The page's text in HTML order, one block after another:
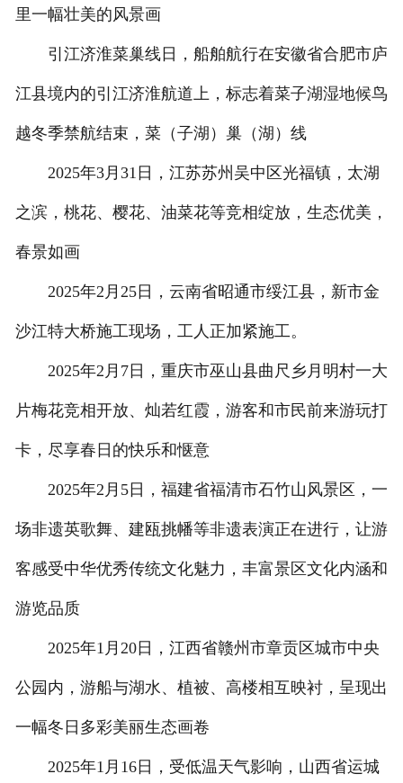
里一幅壮美的风景画
引江济淮菜巢线日，船舶航行在安徽省合肥市庐
江县境内的引江济淮航道上，标志着菜子湖湿地候鸟
越冬季禁航结束，菜（子湖）巢（湖）线
2025年3月31日，江苏苏州吴中区光福镇，太湖
之滨，桃花、樱花、油菜花等竞相绽放，生态优美，
春景如画
2025年2月25日，云南省昭通市绥江县，新市金
沙江特大桥施工现场，工人正加紧施工。
2025年2月7日，重庆市巫山县曲尺乡月明村一大
片梅花竞相开放、灿若红霞，游客和市民前来游玩打
卡，尽享春日的快乐和惬意
2025年2月5日，福建省福清市石竹山风景区，一
场非遗英歌舞、建瓯挑幡等非遗表演正在进行，让游
客感受中华优秀传统文化魅力，丰富景区文化内涵和
游览品质
2025年1月20日，江西省赣州市章贡区城市中央
公园内，游船与湖水、植被、高楼相互映衬，呈现出
一幅冬日多彩美丽生态画卷
2025年1月16日，受低温天气影响，山西省运城